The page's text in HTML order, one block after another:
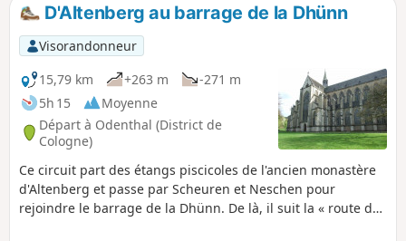
D'Altenberg au barrage de la Dhünn
Visorandonneur
15,79 km
+263 m
-271 m
5h 15
Moyenne
Départ à Odenthal (District de
Cologne)
Ce circuit part des étangs piscicoles de l'ancien monastère
d'Altenberg et passe par Scheuren et Neschen pour
rejoindre le barrage de la Dhünn. De là, il suit la « route de